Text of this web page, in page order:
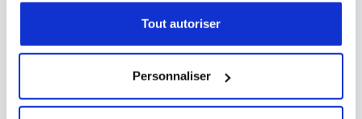
Tout autoriser
Personnaliser
Questions fréquentes à propos du
Machine Learning Engineer
Qu'est-ce qu'un Machine Learning